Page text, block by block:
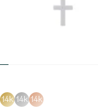
14k 14k 14k